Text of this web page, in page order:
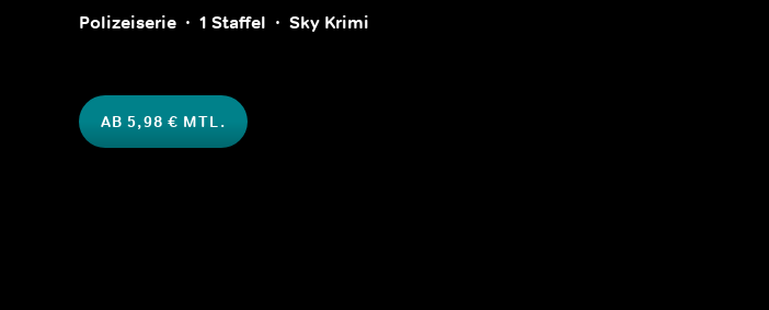
Polizeiserie 1 Staffel Sky Krimi
AB 5,98 € MTL.